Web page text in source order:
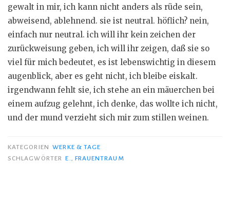
gewalt in mir, ich kann nicht anders als rüde sein,
abweisend, ablehnend. sie ist neutral. höflich? nein,
einfach nur neutral. ich will ihr kein zeichen der
zurückweisung geben, ich will ihr zeigen, daß sie so
viel für mich bedeutet, es ist lebenswichtig in diesem
augenblick, aber es geht nicht, ich bleibe eiskalt.
irgendwann fehlt sie, ich stehe an ein mäuerchen bei
einem aufzug gelehnt, ich denke, das wollte ich nicht,
und der mund verzieht sich mir zum stillen weinen.
KATEGORIEN WERKE & TAGE
SCHLAGWÖRTER
E. FRAUENTRAUM